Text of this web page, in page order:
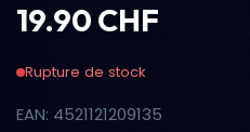
19.90 CHF
Rupture de stock
EAN: 4521121209135